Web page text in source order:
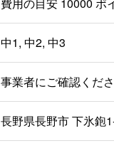
中1, 中2, 中3
事業者にご確認くだ
長野県長野市 下氷鉋